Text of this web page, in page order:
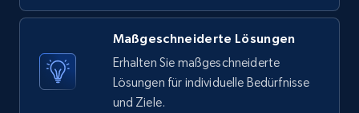
1.9K+ 322+ Gratis testen
Amazon products search
Maßgeschneiderte Lösungen
Erhalten Sie maßgeschneiderte
Lösungen für individuelle Bedürfnisse
und Ziele.